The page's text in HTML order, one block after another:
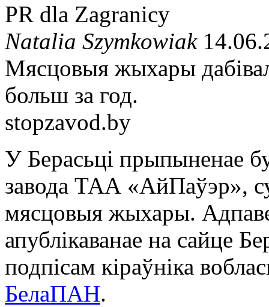
PR dla Zagranicy
Natalia Szymkowiak
Мясцовыя жыхары
больш за год.
stopzavod.by
У Берасьці прыпыненае
завода ТАА «АйПаўэр»,
мясцовыя жыхары.
апублікаванае на сайце
подпісам кіраўніка
БелаПАН.